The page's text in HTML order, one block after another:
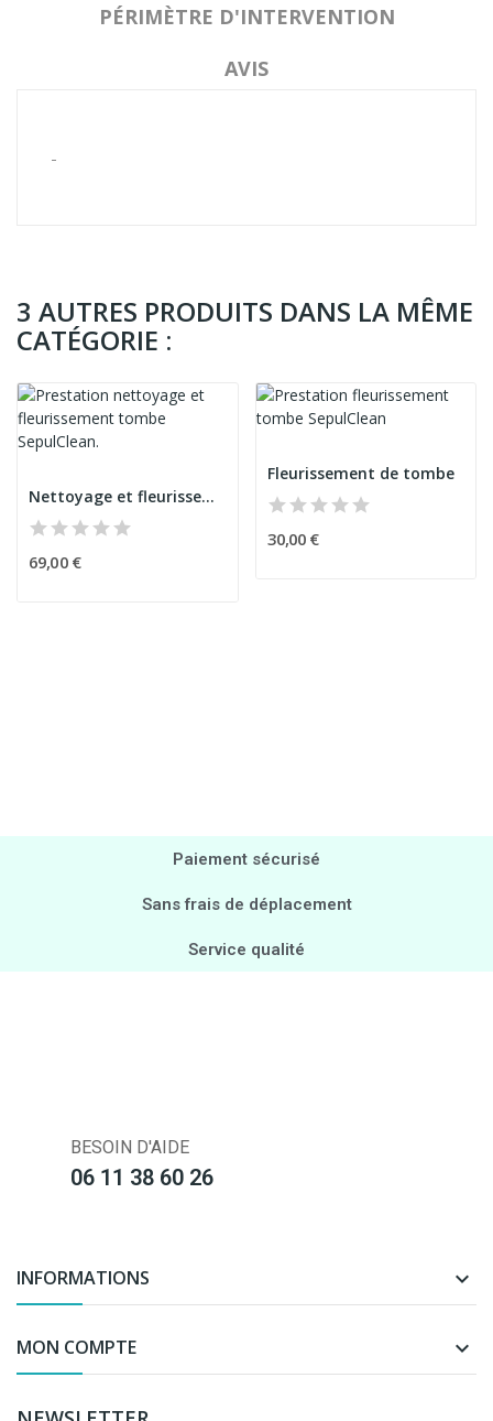
PÉRIMÈTRE D'INTERVENTION
AVIS
-
3 AUTRES PRODUITS DANS LA MÊME
CATÉGORIE :
Nettoyage et fleurissement de tombe
69,00 €
Fleurissement de tombe
30,00 €
Paiement sécurisé
Sans frais de déplacement
Service qualité
BESOIN D'AIDE
06 11 38 60 26
INFORMATIONS 
MON COMPTE 